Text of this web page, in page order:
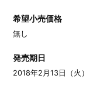
希望小売価格
無し
発売期日
2018年2月13日（火）